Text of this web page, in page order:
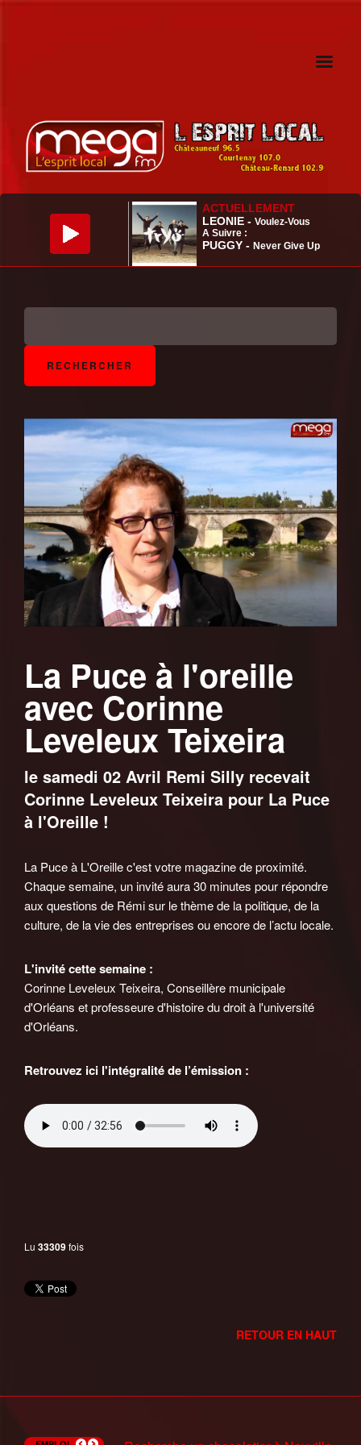
La Puce à l'oreille
avec Corinne
Leveleux Teixeira
le samedi 02 Avril Remi Silly recevait
Corinne Leveleux Teixeira pour La Puce
à l'Oreille !
La Puce à L'Oreille c'est votre magazine de proximité.
Chaque semaine, un invité aura 30 minutes pour répondre
aux questions de Rémi sur le thème de la politique, de la
culture, de la vie des entreprises ou encore de l’actu locale.
L'invité cette semaine :
Corinne Leveleux Teixeira, Conseillère municipale
d'Orléans et professeure d'histoire du droit à l'université
d'Orléans.
Retrouvez ici l'intégralité de l’émission :
Lu 33309fois
RETOUR EN HAUT